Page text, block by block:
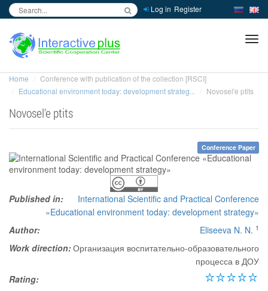
Log in Register
Home
Conference with publication of the collection [RSCI]
Educational environment today: development strateg...
Novosel'e ptits
Novosel'e ptits
Conference Paper
Published in:
International Scientific and Practical Conference
«Educational environment today: development strategy»
Author:
Eliseeva N. N. 1
Work direction:Организация воспитательно-образовательного
процесса в ДОУ
Rating: